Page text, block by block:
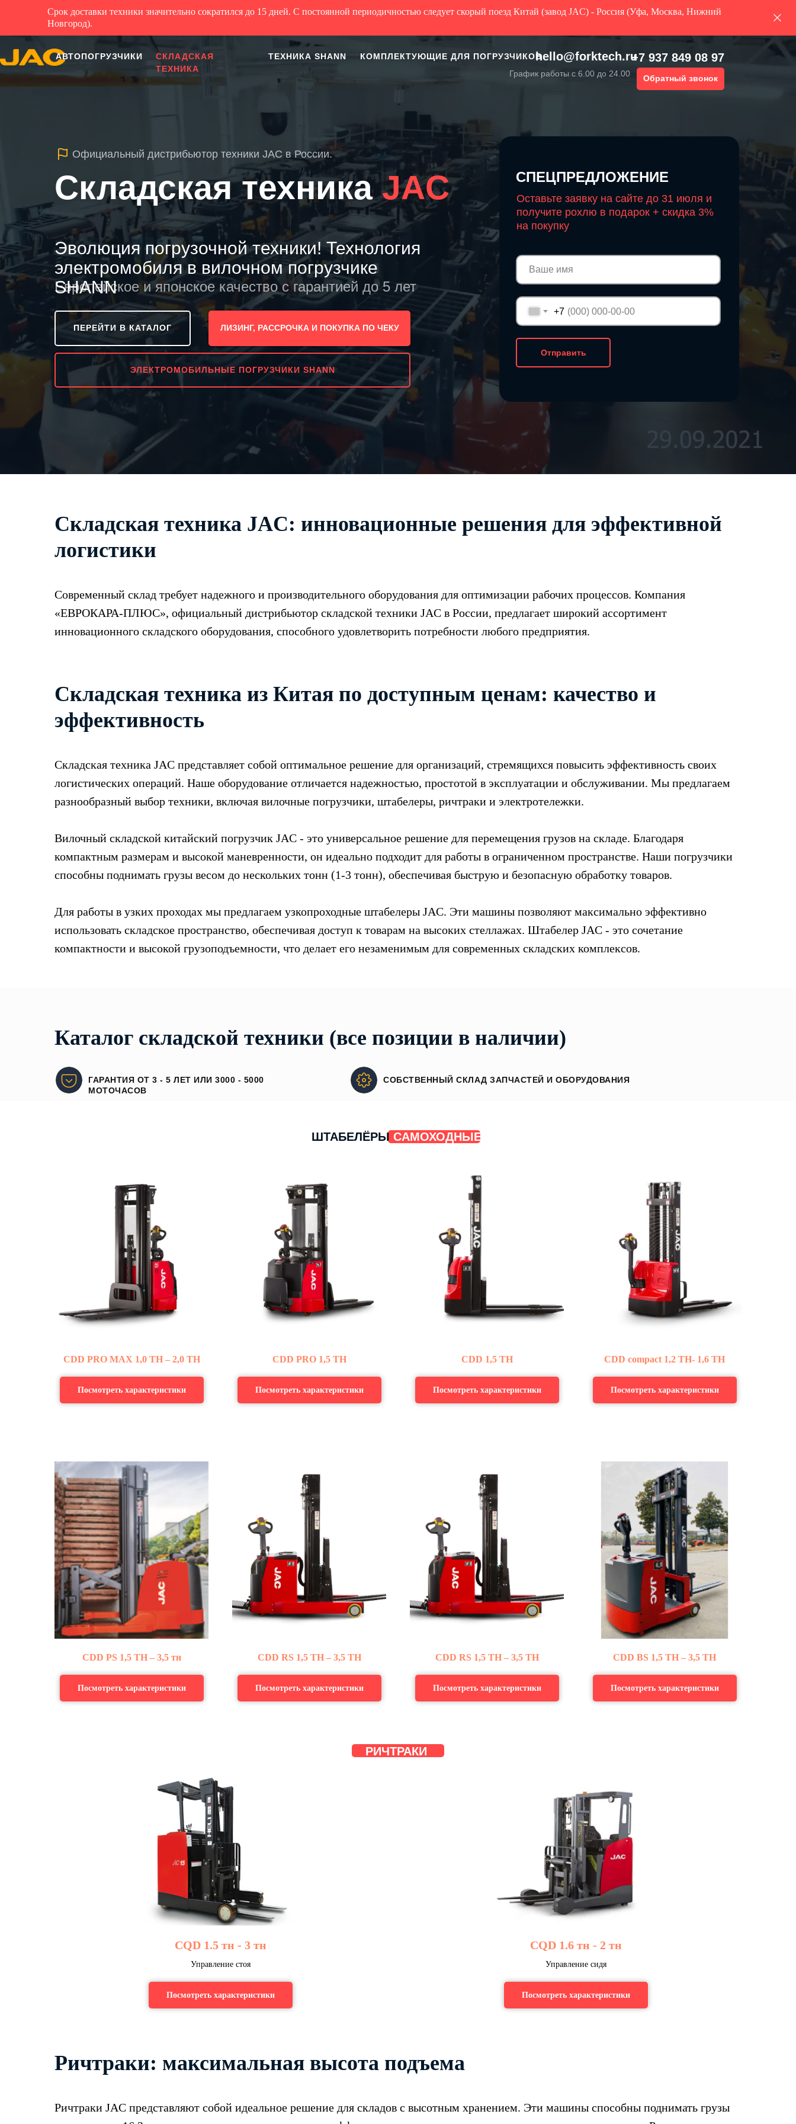
Срок доставки техники значительно сократился до 15 дней. С постоянной периодичностью следует скорый поезд Китай (завод JAC) - Россия (Уфа, Москва, Нижний
Новгород).
Складская техникаJAC
Европейское и японское качество с гарантией до 5 лет
Официальный дистрибьютор техники JAC в России.
СПЕЦПРЕДЛОЖЕНИЕ
+7 937 849 08 97
hello@forktech.ru
График работы с 6.00 до 24.00
АВТОПОГРУЗЧИКИ
СКЛАДСКАЯ
ТЕХНИКА
КОМПЛЕКТУЮЩИЕ ДЛЯ ПОГРУЗЧИКОВ
Оставьте заявку на сайте до 31 июля и
получите рохлю в подарок + скидка 3%
на покупку
+7
Отправить
ПЕРЕЙТИ В КАТАЛОГ ЛИЗИНГ, РАССРОЧКА И ПОКУПКА ПО ЧЕКУ
Обратный звонок
Эволюция погрузочной техники! Технология
электромобиля в вилочном погрузчике
SHANN
ЭЛЕКТРОМОБИЛЬНЫЕ ПОГРУЗЧИКИ SHANN
ТЕХНИКА SHANN
Складская техника JAC: инновационные решения для эффективной
логистики
Современный склад требует надежного и производительного оборудования для оптимизации рабочих процессов. Компания
«ЕВРОКАРА-ПЛЮС», официальный дистрибьютор складской техники JAC в России, предлагает широкий ассортимент
инновационного складского оборудования, способного удовлетворить потребности любого предприятия.
Складская техника из Китая по доступным ценам: качество и
эффективность
Складская техника JAC представляет собой оптимальное решение для организаций, стремящихся повысить эффективность своих
логистических операций. Наше оборудование отличается надежностью, простотой в эксплуатации и обслуживании. Мы предлагаем
разнообразный выбор техники, включая вилочные погрузчики, штабелеры, ричтраки и электротележки.
Вилочный складской китайский погрузчик JAC - это универсальное решение для перемещения грузов на складе. Благодаря
компактным размерам и высокой маневренности, он идеально подходит для работы в ограниченном пространстве. Наши погрузчики
способны поднимать грузы весом до нескольких тонн (1-3 тонн), обеспечивая быструю и безопасную обработку товаров.
Для работы в узких проходах мы предлагаем узкопроходные штабелеры JAC. Эти машины позволяют максимально эффективно
использовать складское пространство, обеспечивая доступ к товарам на высоких стеллажах. Штабелер JAC - это сочетание
компактности и высокой грузоподъемности, что делает его незаменимым для современных складских комплексов.
Каталог складской техники (все позиции в наличии)
СОБСТВЕННЫЙ СКЛАД ЗАПЧАСТЕЙ И ОБОРУДОВАНИЯ
ГАРАНТИЯ ОТ 3 - 5 ЛЕТ ИЛИ 3000 - 5000
МОТОЧАСОВ
ШТАБЕЛЁРЫ САМОХОДНЫЕ
CDD PRO MAX 1,0 ТН – 2,0 ТН
Посмотреть характеристики
CDD PRO 1,5 ТН
Посмотреть характеристики
CDD 1,5 ТН
Посмотреть характеристики
CDD compact 1,2 ТН- 1,6 ТН
Посмотреть характеристики
CDD PS 1,5 ТН – 3,5 тн
Посмотреть характеристики
CDD RS 1,5 ТН – 3,5 ТН
Посмотреть характеристики
CDD RS 1,5 ТН – 3,5 ТН
Посмотреть характеристики
CDD BS 1,5 ТН – 3,5 ТН
Посмотреть характеристики
РИЧТРАКИ
CQD 1.5 тн - 3 тн
Управление стоя
Посмотреть характеристики
CQD 1.6 тн - 2 тн
Управление сидя
Посмотреть характеристики
Ричтраки: максимальная высота подъема
Ричтраки JAC представляют собой идеальное решение для складов с высотным хранением. Эти машины способны поднимать грузы